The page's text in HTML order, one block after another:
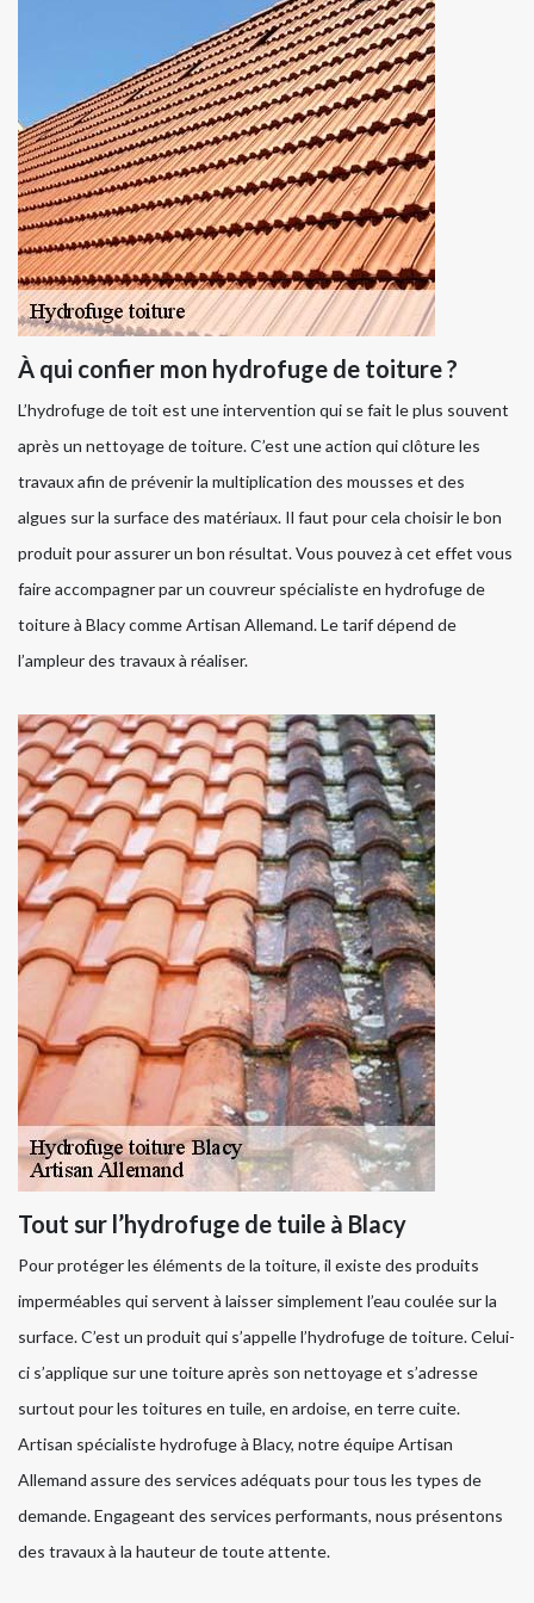
À qui confier mon hydrofuge de toiture ?
L’hydrofuge de toit est une intervention qui se fait le plus souvent
après un nettoyage de toiture. C’est une action qui clôture les
travaux afin de prévenir la multiplication des mousses et des
algues sur la surface des matériaux. Il faut pour cela choisir le bon
produit pour assurer un bon résultat. Vous pouvez à cet effet vous
faire accompagner par un couvreur spécialiste en hydrofuge de
toiture à Blacy comme Artisan Allemand. Le tarif dépend de
l’ampleur des travaux à réaliser.
Tout sur l’hydrofuge de tuile à Blacy
Pour protéger les éléments de la toiture, il existe des produits
imperméables qui servent à laisser simplement l’eau coulée sur la
surface. C’est un produit qui s’appelle l’hydrofuge de toiture. Celui-
ci s’applique sur une toiture après son nettoyage et s’adresse
surtout pour les toitures en tuile, en ardoise, en terre cuite.
Artisan spécialiste hydrofuge à Blacy, notre équipe Artisan
Allemand assure des services adéquats pour tous les types de
demande. Engageant des services performants, nous présentons
des travaux à la hauteur de toute attente.